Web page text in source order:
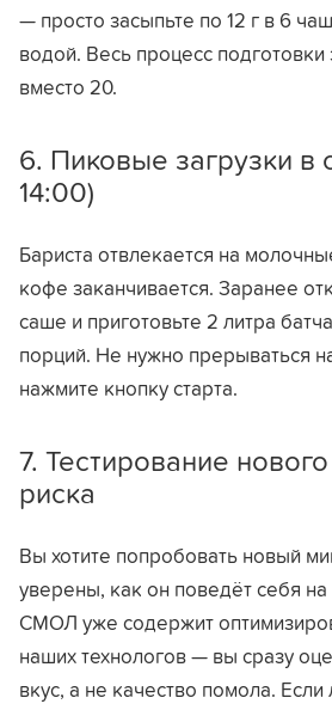
— просто засыпьте по 12 г в 6
водой. Весь процесс подготовки
вместо 20.
6. Пиковые загрузки в
14:00)
Бариста отвлекается на
кофе заканчивается. Заранее
саше и приготовьте 2 литра
порций. Не нужно прерываться
нажмите кнопку старта.
7. Тестирование
риска
Вы хотите попробовать новый
уверены, как он поведёт себя
СМОЛ уже содержит
наших технологов — вы сразу
вкус, а не качество помола. Если